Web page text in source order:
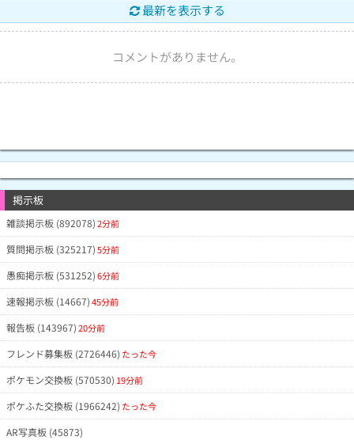
最新を表示する
コメントがありません。
掲示板
雑談掲示板 (892078)2分前
質問掲示板 (325217)5分前
愚痴掲示板 (531252)6分前
速報掲示板 (14667)45分前
報告板 (143967)20分前
フレンド募集板 (2726446) たった今
ポケモン交換板 (570530) 19分前
ポケふた交換板 (1966242) たった今
AR写真板 (45873)